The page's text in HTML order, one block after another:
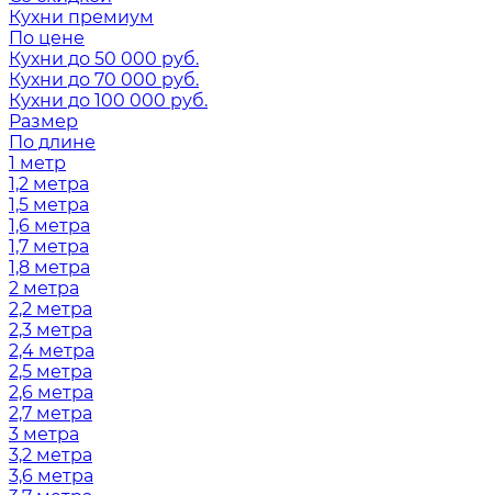
Кухни премиум
По цене
Кухни до 50 000 руб.
Кухни до 70 000 руб.
Кухни до 100 000 руб.
Размер
По длине
1 метр
1,2 метра
1,5 метра
1,6 метра
1,7 метра
1,8 метра
2 метра
2,2 метра
2,3 метра
2,4 метра
2,5 метра
2,6 метра
2,7 метра
3 метра
3,2 метра
3,6 метра